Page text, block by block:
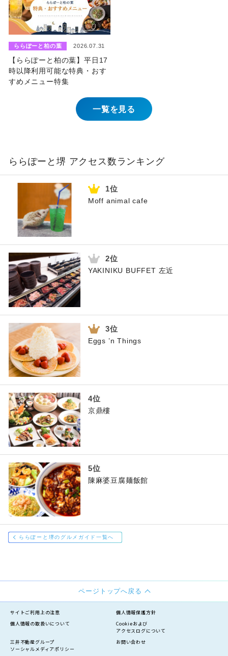
ららぽーと柏の葉 2026.07.31
【ららぽーと柏の葉】平日17
時以降利用可能な特典・おす
すめメニュー特集
一覧を見る
ららぽーと堺 アクセス数ランキング
Moff animal cafe
YAKINIKU BUFFET 左近
Eggs ’n Things
京鼎樓
陳麻婆豆腐麺飯館
ららぽーと堺のグルメガイド一覧へ
ページトップへ戻る
サイトご利用上の注意
個人情報保護方針
個人情報の取扱いについて
Cookieおよび
アクセスログについて
三井不動産グループ
ソーシャルメディアポリシー
お問い合わせ